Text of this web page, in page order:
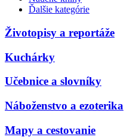
Ďalšie kategórie
Životopisy a reportáže
Kuchárky
Učebnice a slovníky
Náboženstvo a ezoterika
Mapy a cestovanie